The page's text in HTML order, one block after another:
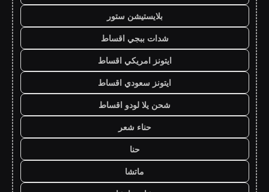
بلايستيشن ستور
شدات ببجي اقساط
ايتونز امريكي اقساط
ايتونز سعودي اقساط
شحن يلا لودو اقساط
حناء شعر
حنا
ماتشا